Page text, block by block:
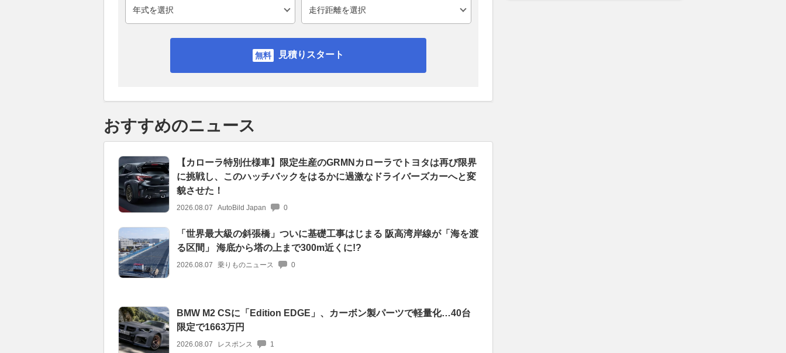
見積りスタート
おすすめのニュース
【カローラ特別仕様車】限定生産のGRMNカローラでトヨタは再び限界
に挑戦し、このハッチバックをはるかに過激なドライバーズカーへと変
貌させた！
2026.08.07 AutoBild Japan 0
「世界最大級の斜張橋」ついに基礎工事はじまる 阪高湾岸線が「海を渡
る区間」 海底から塔の上まで300m近くに!?
2026.08.07 乗りものニュース 0
BMW M2 CSに「Edition EDGE」、カーボン製パーツで軽量化…40台
限定で1663万円
2026.08.07 レスポンス 1